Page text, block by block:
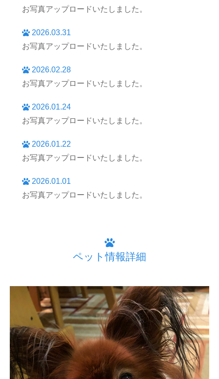
お写真アップロードいたしました。
2026.03.31
お写真アップロードいたしました。
2026.02.28
お写真アップロードいたしました。
2026.01.24
お写真アップロードいたしました。
2026.01.22
お写真アップロードいたしました。
2026.01.01
お写真アップロードいたしました。
ペット情報詳細